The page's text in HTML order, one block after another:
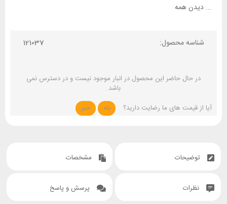
... دیدن همه
شناسه محصول: 121037
در حال حاضر این محصول در انبار موجود نیست و در دسترس نمی
باشد.
آیا از قیمت های ما رضایت دارید؟
بله خیر
توضیحات مشخصات
نظرات پرسش و پاسخ